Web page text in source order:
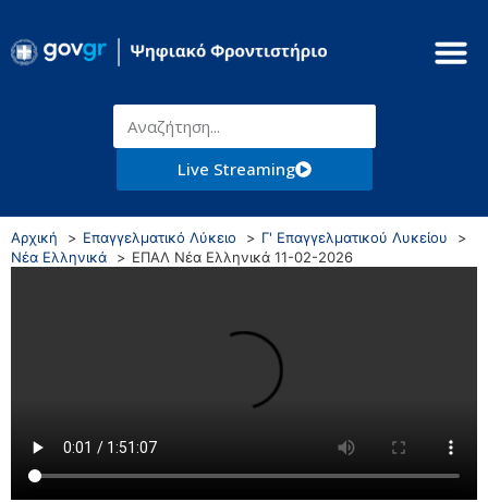
Live Streaming
Αρχική Επαγγελματικό Λύκειο
Γ' Επαγγελματικού Λυκείου
Νέα Ελληνικά
ΕΠΑΛ Νέα Ελληνικά 11-02-2026